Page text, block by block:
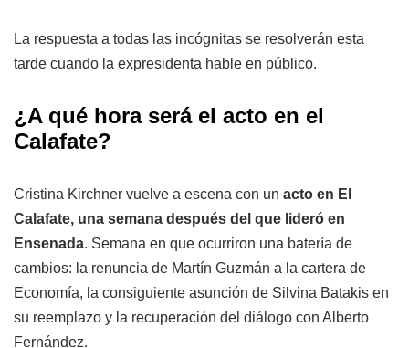
La respuesta a todas las incógnitas se resolverán esta
tarde cuando la expresidenta hable en público.
¿A qué hora será el acto en el
Calafate?
Cristina Kirchner vuelve a escena con un acto en El
Calafate, una semana después del que lideró en
Ensenada. Semana en que ocurriron una batería de
cambios: la renuncia de Martín Guzmán a la cartera de
Economía, la consiguiente asunción de Silvina Batakis en
su reemplazo y la recuperación del diálogo con Alberto
Fernández.